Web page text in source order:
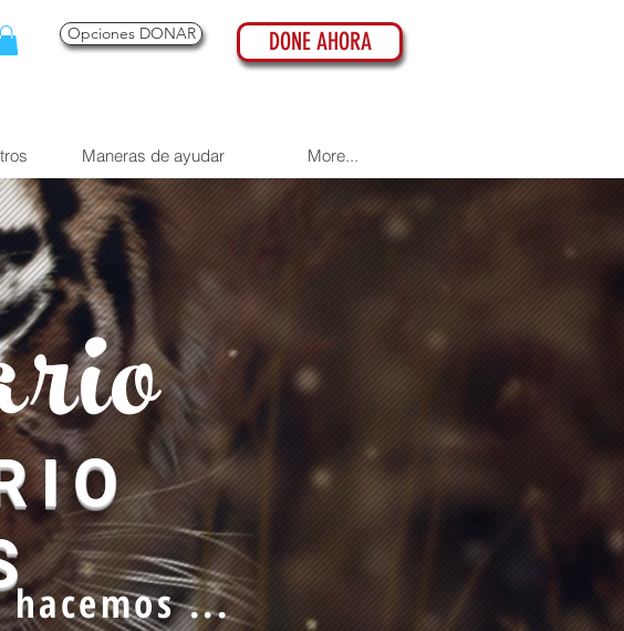
Opciones DONAR DONE AHORA
Maneras de ayudar More...
hacemos ...